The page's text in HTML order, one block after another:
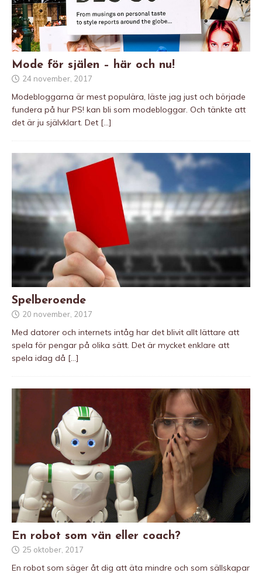
Mode för själen – här och nu!
24 november, 2017
Modebloggarna är mest populära, läste jag just och började
fundera på hur PS! kan bli som modebloggar. Och tänkte att
det är ju självklart. Det […]
Spelberoende
20 november, 2017
Med datorer och internets intåg har det blivit allt lättare att
spela för pengar på olika sätt. Det är mycket enklare att
spela idag då […]
En robot som vän eller coach?
25 oktober, 2017
En robot som säger åt dig att äta mindre och som sällskapar